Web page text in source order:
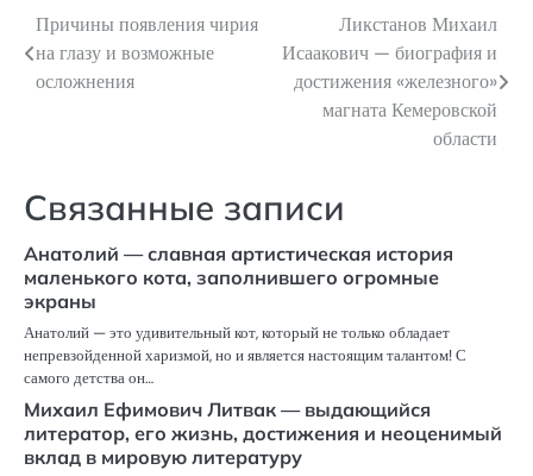
Навигация
по
Причины появления чирия
на глазу и возможные
осложнения
Ликстанов Михаил
Исаакович — биография и
достижения «железного»
магната Кемеровской
области
Связанные записи
Анатолий — славная артистическая история
маленького кота, заполнившего огромные
экраны
Анатолий — это удивительный кот, который не только обладает
непревзойденной харизмой, но и является настоящим талантом! С
самого детства он…
Михаил Ефимович Литвак — выдающийся
литератор, его жизнь, достижения и неоценимый
вклад в мировую литературу